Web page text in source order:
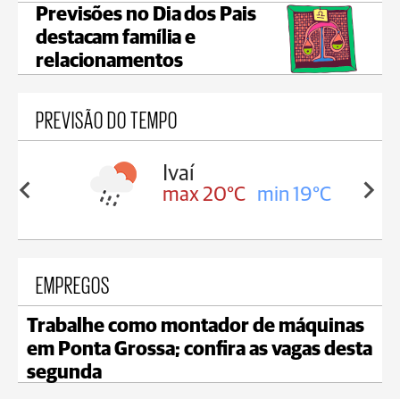
Previsões no Dia dos Pais
destacam família e
relacionamentos
PREVISÃO DO TEMPO
17°C
Ivaí
max 20°C min 19°C
EMPREGOS
Trabalhe como montador de máquinas
em Ponta Grossa; confira as vagas desta
segunda